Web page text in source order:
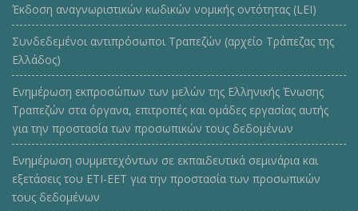
Έκδοση αναγνωριστικών κωδικών νομικής οντότητας (LEI)
Συνδεδεμένοι αντιπρόσωποι Τραπεζών (αρχείο Τράπεζας της
Ελλάδος)
Ενημέρωση εκπροσώπων των μελών της Ελληνικής Ένωσης
Τραπεζών στα όργανα, επιτροπές και ομάδες εργασίας αυτής
για την προστασία των προσωπικών τους δεδομένων
Ενημέρωση συμμετεχόντων σε εκπαιδευτικά σεμινάρια και
εξετάσεις του ΕΤΙ-ΕΕΤ για την προστασία των προσωπικών
τους δεδομένων